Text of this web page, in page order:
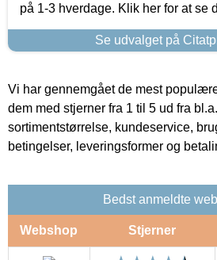
på 1-3 hverdage. Klik her for at se
Se udvalget på
Vi har gennemgået de mest
dem med stjerner fra 1 til 5 ud fra
sortimentstørrelse, kundeservice,
betingelser, leveringsformer og
Bedst anmeldte
Webshop Stjerner